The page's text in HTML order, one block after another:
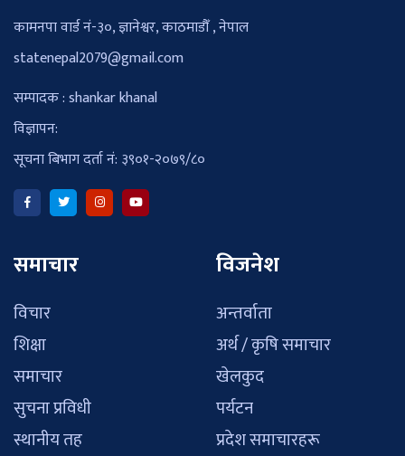
कामनपा वार्ड नं-३०, ज्ञानेश्वर, काठमाडौँ , नेपाल
statenepal2079@gmail.com
सम्पादक : shankar khanal
विज्ञापन:
सूचना बिभाग दर्ता नं: ३९०१-२०७९/८०
समाचार
विचार
शिक्षा
समाचार
सुचना प्रविधी
स्थानीय तह
विजनेश
अन्तर्वाता
अर्थ / कृषि समाचार
खेलकुद
पर्यटन
प्रदेश समाचारहरू